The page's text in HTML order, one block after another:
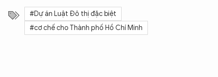
#Dự án Luật Đô thị đặc biệt
#cơ chế cho Thành phố Hồ Chí Minh